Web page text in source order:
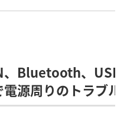
Bluetooth、USB
源周りのトラブル